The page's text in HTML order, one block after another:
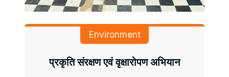
Environment
प्रकृति संरक्षण एवं वृक्षारोपण अभियान